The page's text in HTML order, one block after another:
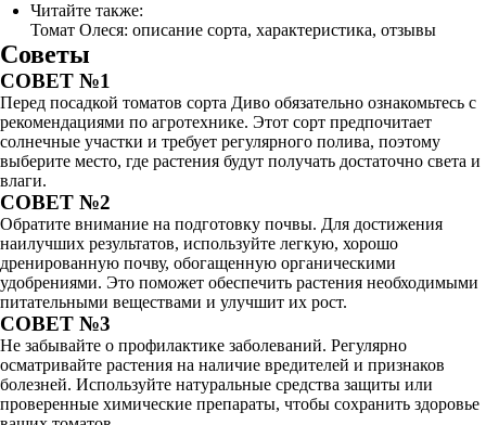
Читайте также:
Томат Олеся: описание сорта, характеристика, отзывы
Советы
СОВЕТ №1
Перед посадкой томатов сорта Диво обязательно ознакомьтесь с
рекомендациями по агротехнике. Этот сорт предпочитает
солнечные участки и требует регулярного полива, поэтому
выберите место, где растения будут получать достаточно света и
влаги.
СОВЕТ №2
Обратите внимание на подготовку почвы. Для достижения
наилучших результатов, используйте легкую, хорошо
дренированную почву, обогащенную органическими
удобрениями. Это поможет обеспечить растения необходимыми
питательными веществами и улучшит их рост.
СОВЕТ №3
Не забывайте о профилактике заболеваний. Регулярно
осматривайте растения на наличие вредителей и признаков
болезней. Используйте натуральные средства защиты или
проверенные химические препараты, чтобы сохранить здоровье